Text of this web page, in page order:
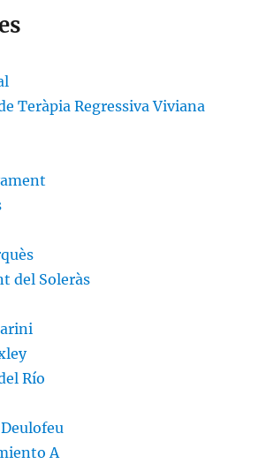
Teràpia Regressiva Viviana
del Soleràs
Río
A